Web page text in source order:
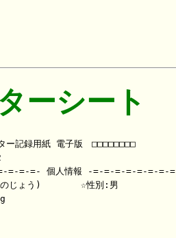
ーシート
ー記録用紙 電子版　□□□□□□□□
=-=-=- 個人情報 -=-=-=-=-=-=-=-
のじょう)   　　 ☆性別:男